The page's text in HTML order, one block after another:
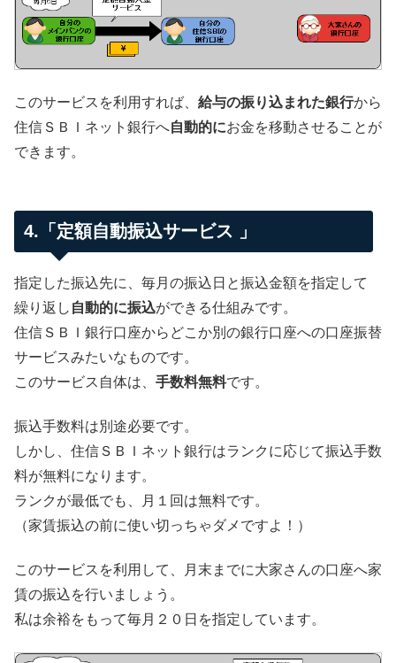
このサービスを利用すれば、 給与の振り込まれた銀行から
住信ＳＢＩネット銀行へ自動的にお金を移動させることが
できます。
4.「定額自動振込サービス 」
指定した振込先に、毎月の振込日と振込金額を指定して
繰り返し 自動的に振込ができる仕組みです。
住信ＳＢＩ銀行口座からどこか別の銀行口座への口座振替
サービスみたいなものです。
このサービス自体は、 手数料無料です。
振込手数料は別途必要です。
しかし、住信ＳＢＩネット銀行はランクに応じて振込手数
料が無料になります。
ランクが最低でも、月１回は無料です。
（家賃振込の前に使い切っちゃダメですよ！）
このサービスを利用して、月末までに大家さんの口座へ家
賃の振込を行いましょう。
私は余裕をもって毎月２０日を指定しています。